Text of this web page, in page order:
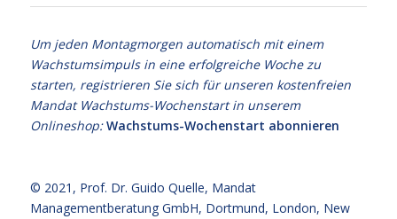
Um jeden Montagmorgen automatisch mit einem
Wachstumsimpuls in eine erfolgreiche Woche zu
starten, registrieren Sie sich für unseren kostenfreien
Mandat Wachstums-Wochenstart in unserem
Onlineshop:Wachstums-Wochenstart abonnieren
© 2021, Prof. Dr. Guido Quelle, Mandat
Managementberatung GmbH, Dortmund, London, New